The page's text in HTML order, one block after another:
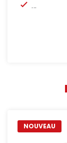
…
NOUVEAU